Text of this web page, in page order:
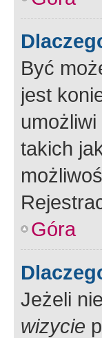
Być
jest
takich
Góra
Jeżeli
wizycie